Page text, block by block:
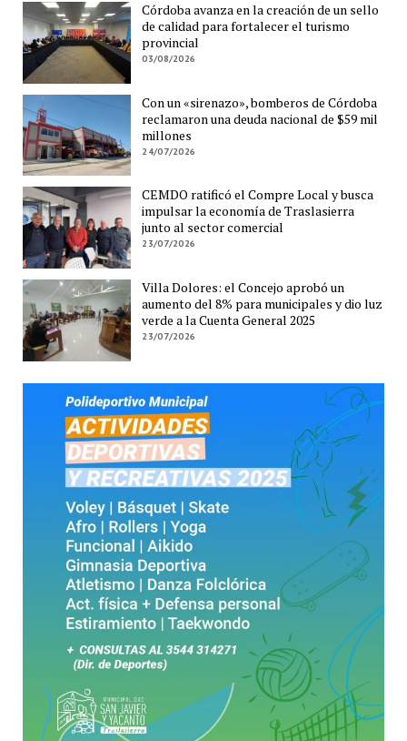
Córdoba avanza en la creación de un sello
de calidad para fortalecer el turismo
provincial
03/08/2026
Con un «sirenazo», bomberos de Córdoba
reclamaron una deuda nacional de $59 mil
millones
24/07/2026
CEMDO ratificó el Compre Local y busca
impulsar la economía de Traslasierra
junto al sector comercial
23/07/2026
Villa Dolores: el Concejo aprobó un
aumento del 8% para municipales y dio luz
verde a la Cuenta General 2025
23/07/2026